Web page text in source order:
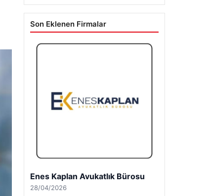
Son Eklenen Firmalar
Enes Kaplan Avukatlık Bürosu
28/04/2026